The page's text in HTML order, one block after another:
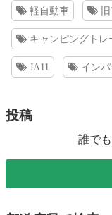
軽自動車
キャンピングトレ
JA11 インパ
投稿
誰で